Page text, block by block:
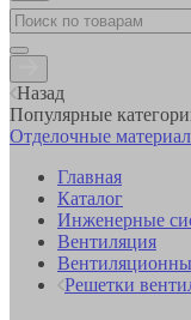
Назад
Популярные
Отделочные
Главная
Каталог
Инженерные
Вентиляция
Решетки